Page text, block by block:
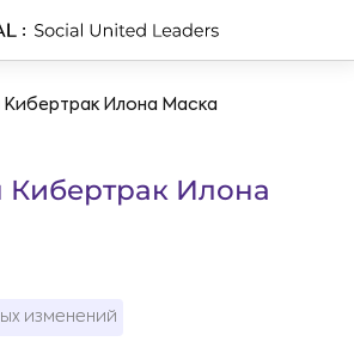
Илона Маска
Илона
изменений